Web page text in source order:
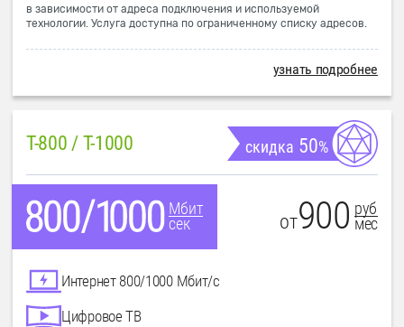
в зависимости от адреса подключения и используемой
технологии. Услуга доступна по ограниченному списку адресов.
узнать подробнее
T-800 / T-1000 скидка 50%
Мбит
сек
от900 руб
мес
Интернет 800/1000 Мбит/с
Цифровое ТВ